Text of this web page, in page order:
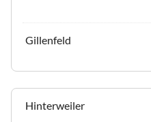
Gillenfeld
Hinterweiler